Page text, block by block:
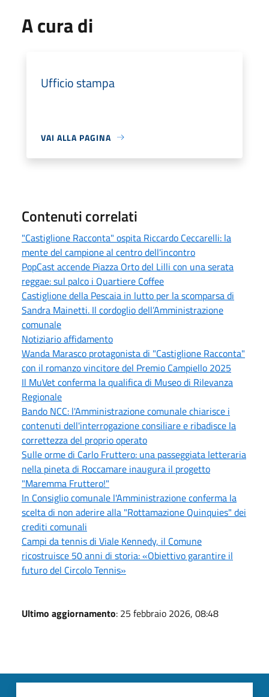
A cura di
Ufficio stampa
VAI ALLA PAGINA
Contenuti correlati
"Castiglione Racconta" ospita Riccardo Ceccarelli: la
mente del campione al centro dell'incontro
PopCast accende Piazza Orto del Lilli con una serata
reggae: sul palco i Quartiere Coffee
Castiglione della Pescaia in lutto per la scomparsa di
Sandra Mainetti. Il cordoglio dell’Amministrazione
comunale
Notiziario affidamento
Wanda Marasco protagonista di "Castiglione Racconta"
con il romanzo vincitore del Premio Campiello 2025
Il MuVet conferma la qualifica di Museo di Rilevanza
Regionale
Bando NCC: l'Amministrazione comunale chiarisce i
contenuti dell'interrogazione consiliare e ribadisce la
correttezza del proprio operato
Sulle orme di Carlo Fruttero: una passeggiata letteraria
nella pineta di Roccamare inaugura il progetto
"Maremma Fruttero!"
In Consiglio comunale l'Amministrazione conferma la
scelta di non aderire alla "Rottamazione Quinquies" dei
crediti comunali
Campi da tennis di Viale Kennedy, il Comune
ricostruisce 50 anni di storia: «Obiettivo garantire il
futuro del Circolo Tennis»
Ultimo aggiornamento: 25 febbraio 2026, 08:48